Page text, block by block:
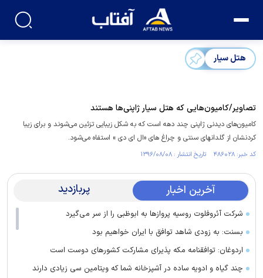
هتل سیار
تصاویر/کامیون‌هایی که هتل سیار ژاپنی‌ها هستند
کامیون‌های دیدنی ژاپنی چند دهه است که به شکل زیبایی تزئین می‌شوند و برای زیبا
کردنشان از گلدانهای سنتی و چراغ های «ال ای دی » استفاه می‌شود.
کد خبر: ۴۸۶۰۲۸ تاریخ انتشار : ۱۳۹۶/۰۸/۰۸
آخرین اخبار پربازدید
شرکت آئروفلوت روسیه پرواز‌ها به ابوظبی را از سر می‌گیرد
بسنت: به زودی شاهد توافق با ایران خواهیم بود
اردوغان: توافقنامه مکه پذیرای مشارکت کشور‌های دوست است
چند گیاه و ادویه ساده در آشپزخانه شما که ویتامین سی زیادی دارند